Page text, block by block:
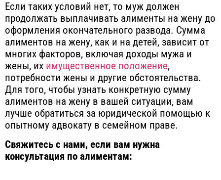
Если таких условий нет, то муж должен
продолжать выплачивать алименты на жену до
оформления окончательного развода. Сумма
алиментов на жену, как и на детей, зависит от
многих факторов, включая доходы мужа и
жены, их имущественное положение,
потребности жены и другие обстоятельства.
Для того, чтобы узнать конкретную сумму
алиментов на жену в вашей ситуации, вам
лучше обратиться за юридической помощью к
опытному адвокату в семейном праве.
Свяжитесь с нами, если вам нужна
консультация по алиментам: